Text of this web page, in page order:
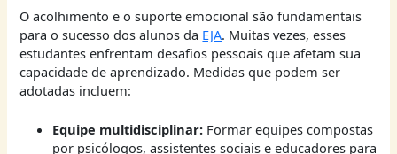
O acolhimento e o suporte emocional são fundamentais
para o sucesso dos alunos da EJA. Muitas vezes, esses
estudantes enfrentam desafios pessoais que afetam sua
capacidade de aprendizado. Medidas que podem ser
adotadas incluem:
Equipe multidisciplinar:Formar equipes compostas
por psicólogos, assistentes sociais e educadores para